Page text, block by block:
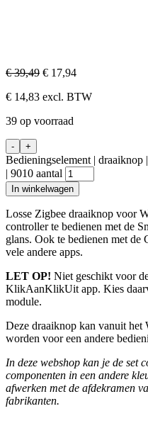
€39,49 € 17,94
€ 14,83 excl. BTW
39 op voorraad
- +
Bedieningselement |
| 9010 aantal
In winkelwagen
Losse Zigbee draaiknop voor
controller te bedienen met de
glans. Ook te bedienen met de
vele andere apps.
LET OP! Niet geschikt voor
KlikAanKlikUit app. Kies
module.
Deze draaiknop kan vanuit
worden voor een andere
In deze webshop kan je de set
componenten in een andere
afwerken met de afdekramen
fabrikanten.